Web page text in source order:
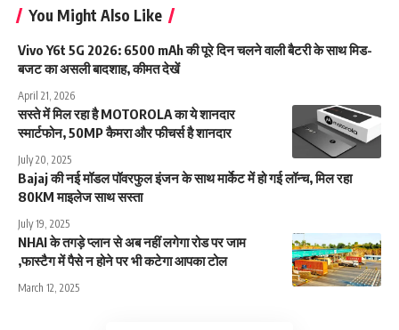
You Might Also Like
Vivo Y6t 5G 2026: 6500 mAh की पूरे दिन चलने वाली बैटरी के साथ मिड-
बजट का असली बादशाह, कीमत देखें
April 21, 2026
सस्ते में मिल रहा है MOTOROLA का ये शानदार
स्मार्टफोन, 50MP कैमरा और फीचर्स है शानदार
July 20, 2025
Bajaj की नई मॉडल पॉवरफुल इंजन के साथ मार्केट में हो गई लॉन्च, मिल रहा
80KM माइलेज साथ सस्ता
July 19, 2025
NHAI के तगड़े प्लान से अब नहीं लगेगा रोड पर जाम
,फास्टैग में पैसे न होने पर भी कटेगा आपका टोल
March 12, 2025